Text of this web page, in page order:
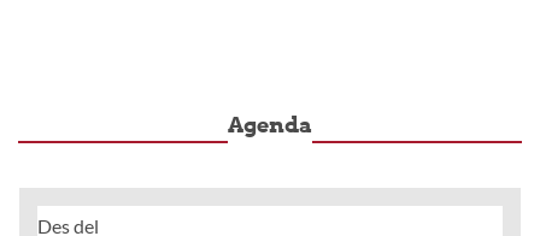
Agenda
Des del